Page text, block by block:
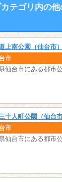
カテゴリ内の
上南公園（仙台市）
市
仙台市にある都市
十人町公園（仙台市
市
仙台市にある都市